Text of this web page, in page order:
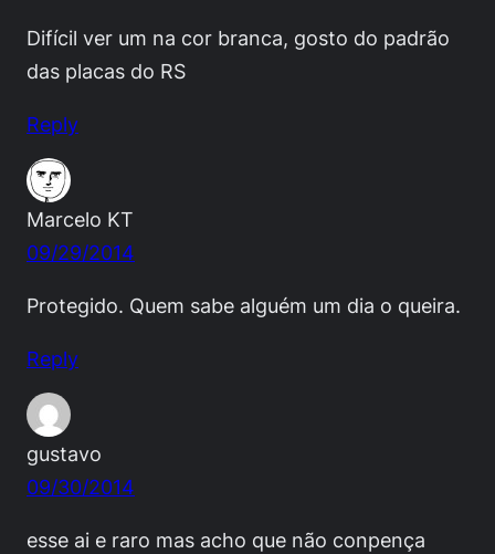
Difícil ver um na cor branca, gosto do padrão
das placas do RS
Reply
Marcelo KT
09/29/2014
Protegido. Quem sabe alguém um dia o queira.
Reply
gustavo
09/30/2014
esse ai e raro mas acho que não conpença